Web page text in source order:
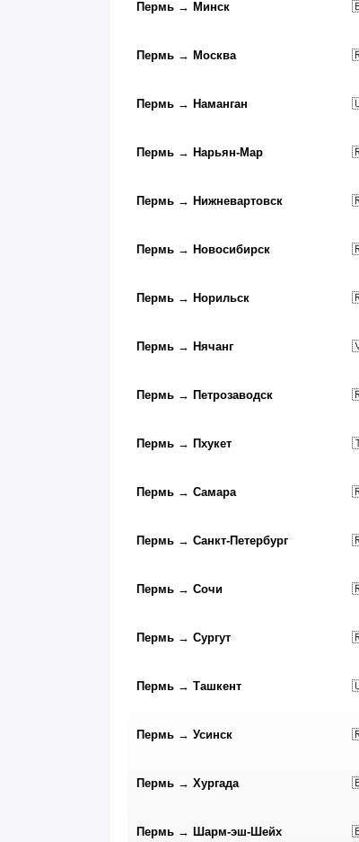
Пермь→ Минск
Пермь→ Москва
Пермь→ Наманган
Пермь→ Нарьян-Мар
Пермь→ Нижневартовск
Пермь→ Новосибирск
Пермь→ Норильск
Пермь→ Нячанг
Пермь→ Петрозаводск
Пермь→ Пхукет
Пермь→ Самара
Пермь→ Санкт-Петербург
Пермь→ Сочи
Пермь→ Сургут
Пермь→ Ташкент
Пермь→ Усинск
Пермь→ Хургада
Пермь→ Шарм-эш-Шейх